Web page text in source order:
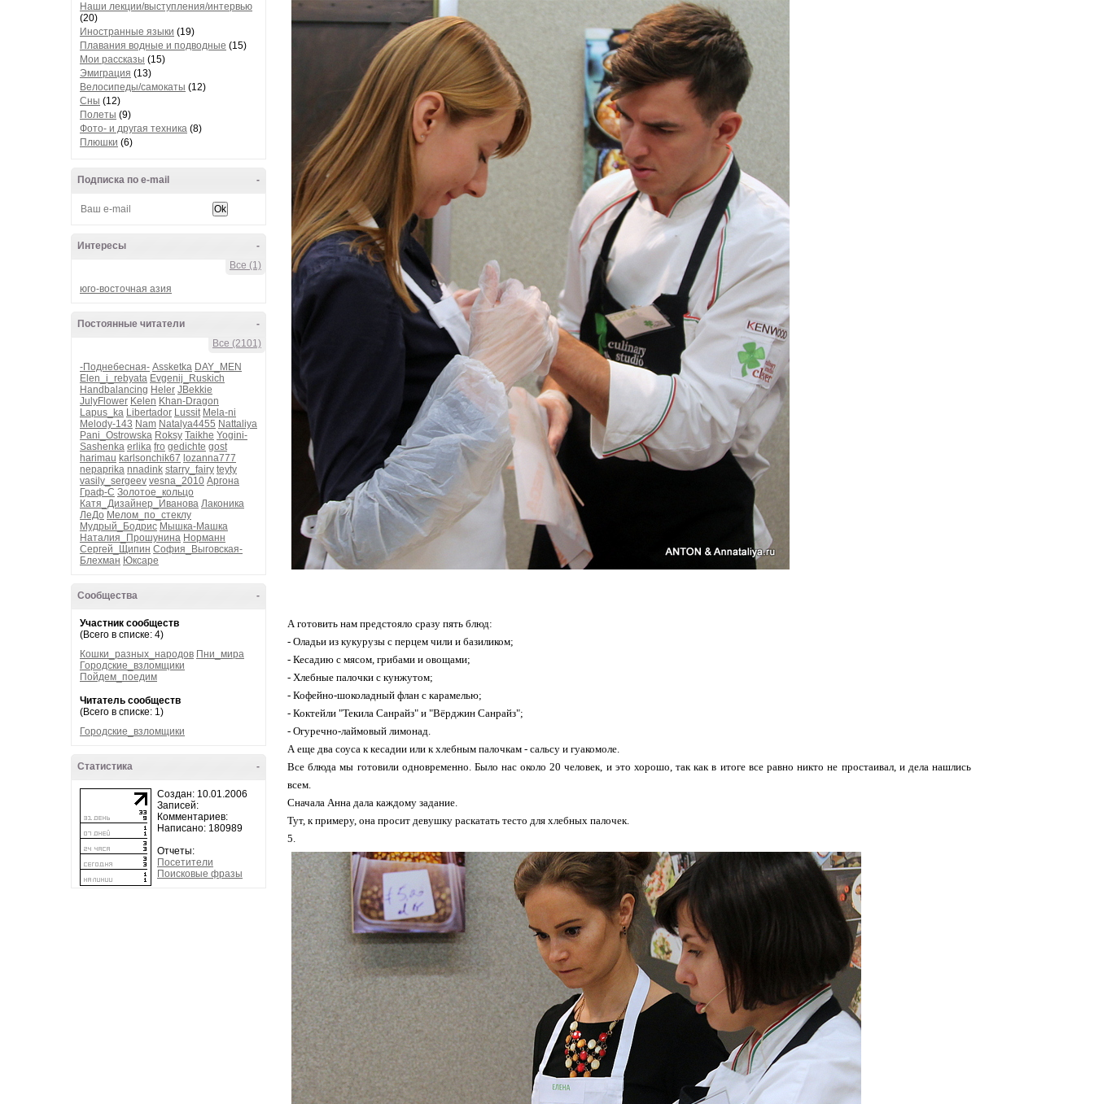
Наши лекции/выступления/интервью
(20)
Иностранные языки (19)
Плавания водные и подводные (15)
Мои рассказы (15)
Эмиграция (13)
Велосипеды/самокаты (12)
Сны (12)
Полеты (9)
Фото- и другая техника (8)
Плюшки (6)
-
Подписка по e-mail
-
Интересы
Все (1)
юго-восточная азия
-
Постоянные читатели
Все (2101)
-Поднебесная- Assketka DAY_MEN
Elen_i_rebyata Evgenij_Ruskich
Handbalancing Heler JBekkie
JulyFlower Kelen Khan-Dragon
Lapus_ka Libertador Lussit Mela-ni
Melody-143 Nam Natalya4455 Nattaliya
Pani_Ostrowska Roksy Taikhe Yogini-
Sashenka erlika fro gedichte gost
harimau karlsonchik67 lozanna777
nepaprika nnadink starry_fairy teyty
vasily_sergeev vesna_2010 Аргона
Граф-С Золотое_кольцо
Катя_Дизайнер_Иванова Лаконика
ЛеДо Мелом_по_стеклу
Мудрый_Бодрис Мышка-Машка
Наталия_Прошунина Норманн
Сергей_Щипин София_Выговская-
Блехман Юксаре
-
Сообщества
Участник сообществ
(Всего в списке: 4)
Кошки_разных_народов Пни_мира
Городские_взломщики
Пойдем_поедим
Читатель сообществ
(Всего в списке: 1)
Городские_взломщики
-
Статистика
Создан: 10.01.2006
Записей:
Комментариев:
Написано: 180989
Отчеты:
Посетители
Поисковые фразы
А готовить нам предстояло сразу пять блюд:
- Оладьи из кукурузы с перцем чили и базиликом;
- Кесадию с мясом, грибами и овощами;
- Хлебные палочки с кунжутом;
- Кофейно-шоколадный флан с карамелью;
- Коктейли "Текила Санрайз" и "Вёрджин Санрайз";
- Огуречно-лаймовый лимонад.
А еще два соуса к кесадии или к хлебным палочкам - сальсу и гуакомоле.
Все блюда мы готовили одновременно. Было нас около 20 человек, и это хорошо, так как в итоге все равно никто не простаивал, и дела нашлись
всем.
Сначала Анна дала каждому задание.
Тут, к примеру, она просит девушку раскатать тесто для хлебных палочек.
5.